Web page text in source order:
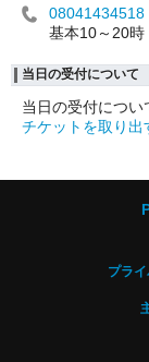
08041434518
基本10～20時
当日の受付について
当日の受付につい
チケットを取り出
プラ